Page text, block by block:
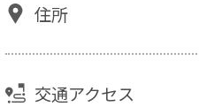
住所
交通アクセス